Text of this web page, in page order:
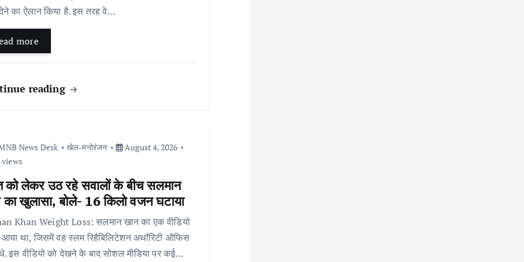
का ऐलान किया है. इस तरह वे…
more
reading
News Desk खेल-मनोरंजन
August 4, 2026
views
को लेकर उठ रहे सवालों के बीच सलमान
खुलासा, बोले- 16 किलो वजन घटाया
Khan Weight Loss: सलमान खान का एक वीडियो
था, जिसमें वह स्लम रिहैबिलिटेशन अथॉरिटी ऑफिस
इस वीडियो को देखने के बाद सोशल मीडिया पर कई…